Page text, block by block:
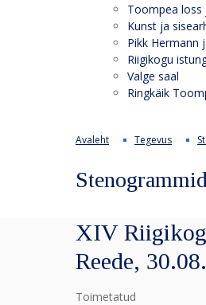
Toompea loss
Kunst ja
Pikk Hermann
Riigikogu
Valge saal
Ringkäik
Avaleht Tegevus
Stenogrammid
XIV
Reede,
Toimetatud